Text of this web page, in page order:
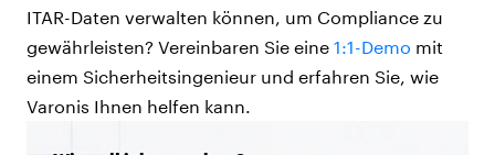
ITAR-Daten verwalten können, um Compliance zu
gewährleisten? Vereinbaren Sie eine 1:1-Demo mit
einem Sicherheitsingenieur und erfahren Sie, wie
Varonis Ihnen helfen kann.